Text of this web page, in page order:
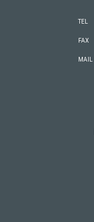
TEL
FAX
MAIL